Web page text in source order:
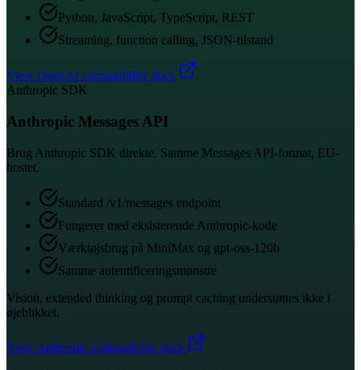
Python, JavaScript, TypeScript, REST
Streaming, function calling, JSON-tilstand
View OpenAI compatibility docs
Anthropic SDK
Anthropic Messages API
Brug Anthropic SDK direkte. Samme Messages API-format, EU-
hostet.
Standard /v1/messages endpoint
Fungerer med eksisterende Anthropic-kode
Værktøjsbrug på MiniMax og gpt-oss-120b
Samme autentificeringsmønstre
Vision, extended thinking og prompt caching understøttes ikke i
øjeblikket.
View Anthropic compatibility docs